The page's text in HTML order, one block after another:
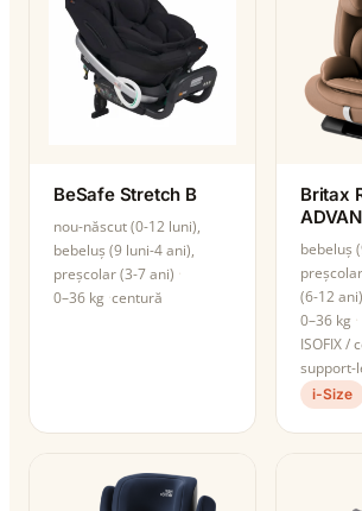
BeSafe Stretch B
nou-născut (0-12 luni),
bebeluș (9 luni-4 ani),
preșcolar (3-7 ani)
0–36 kg centură
Britax
bebeluș
(6-12 ani)
0–36 kg
ISOFIX /
support-
i-Size